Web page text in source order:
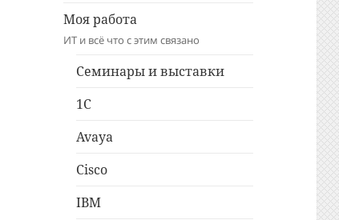
Моя работа
ИТ и всё что с этим связано
Семинары и выставки
1C
Avaya
Cisco
IBM